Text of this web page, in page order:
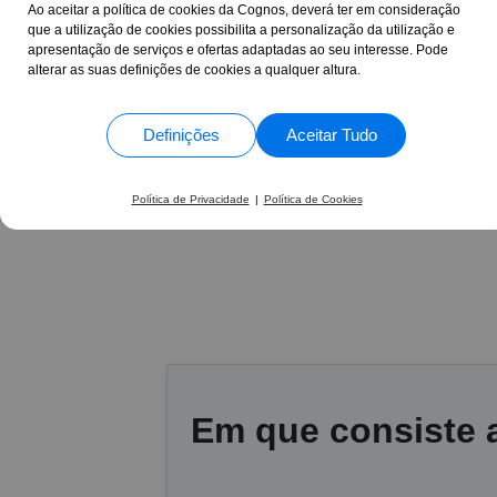
Ao aceitar a política de cookies da Cognos, deverá ter em consideração
que a utilização de cookies possibilita a personalização da utilização e
apresentação de serviços e ofertas adaptadas ao seu interesse. Pode
alterar as suas definições de cookies a qualquer altura.
Definições Aceitar Tudo
Política de Privacidade | Política de Cookies
1363 Avaliações
nos momentos
céleres, daí
Célia Maria da Silva
de Segurança no
ao seu lado
Em que consiste